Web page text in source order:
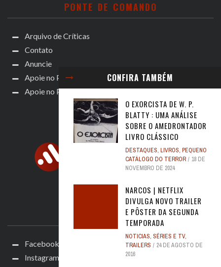
CONFIRA TAMBÉM
O EXORCISTA DE W. P.
BLATTY : UMA ANÁLISE
SOBRE O AMEDRONTADOR
LIVRO CLÁSSICO
DESTAQUES, LIVROS, PEQUENO
CATÁLOGO DO TERROR
18 DE
NOVEMBRO DE 2024
NARCOS | NETFLIX
DIVULGA NOVO TRAILER
E PÔSTER DA SEGUNDA
TEMPORADA
NOTICIAS, SÉRIES E TV,
TRAILERS
24 DE AGOSTO DE
2016
PONTE DE COMANDO
Arquivo de Críticas
Contato
Anuncie
Apoie no Patreon
Apoie no Padrim!
ACOMPANHE
Facebook
Instagram